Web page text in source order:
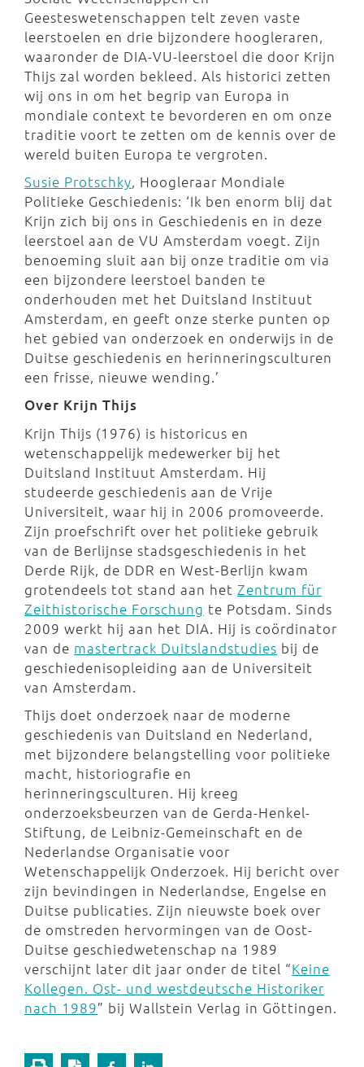
Geesteswetenschappen telt zeven vaste
leerstoelen en drie bijzondere hoogleraren,
waaronder de DIA-VU-leerstoel die door Krijn
Thijs zal worden bekleed. Als historici zetten
wij ons in om het begrip van Europa in
mondiale context te bevorderen en om onze
traditie voort te zetten om de kennis over de
wereld buiten Europa te vergroten.
Susie Protschky, Hoogleraar Mondiale
Politieke Geschiedenis: ‘Ik ben enorm blij dat
Krijn zich bij ons in Geschiedenis en in deze
leerstoel aan de VU Amsterdam voegt. Zijn
benoeming sluit aan bij onze traditie om via
een bijzondere leerstoel banden te
onderhouden met het Duitsland Instituut
Amsterdam, en geeft onze sterke punten op
het gebied van onderzoek en onderwijs in de
Duitse geschiedenis en herinneringsculturen
een frisse, nieuwe wending.’
Over Krijn Thijs
Krijn Thijs (1976) is historicus en
wetenschappelijk medewerker bij het
Duitsland Instituut Amsterdam. Hij
studeerde geschiedenis aan de Vrije
Universiteit, waar hij in 2006 promoveerde.
Zijn proefschrift over het politieke gebruik
van de Berlijnse stadsgeschiedenis in het
Derde Rijk, de DDR en West-Berlijn kwam
grotendeels tot stand aan het Zentrum für
Zeithistorische Forschung te Potsdam. Sinds
2009 werkt hij aan het DIA. Hij is coördinator
van de mastertrack Duitslandstudies bij de
geschiedenisopleiding aan de Universiteit
van Amsterdam.
Thijs doet onderzoek naar de moderne
geschiedenis van Duitsland en Nederland,
met bijzondere belangstelling voor politieke
macht, historiografie en
herinneringsculturen. Hij kreeg
onderzoeksbeurzen van de Gerda-Henkel-
Stiftung, de Leibniz-Gemeinschaft en de
Nederlandse Organisatie voor
Wetenschappelijk Onderzoek. Hij bericht over
zijn bevindingen in Nederlandse, Engelse en
Duitse publicaties. Zijn nieuwste boek over
de omstreden hervormingen van de Oost-
Duitse geschiedwetenschap na 1989
verschijnt later dit jaar onder de titel “Keine
Kollegen. Ost- und westdeutsche Historiker
nach 1989” bij Wallstein Verlag in Göttingen.